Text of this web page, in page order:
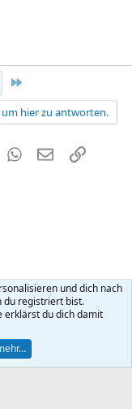
hier zu antworten.
Tumblr WhatsApp
E-MailLink
Hilfe
R
Ltd.
und dich nach
du registriert bist.
erklärst du dich damit